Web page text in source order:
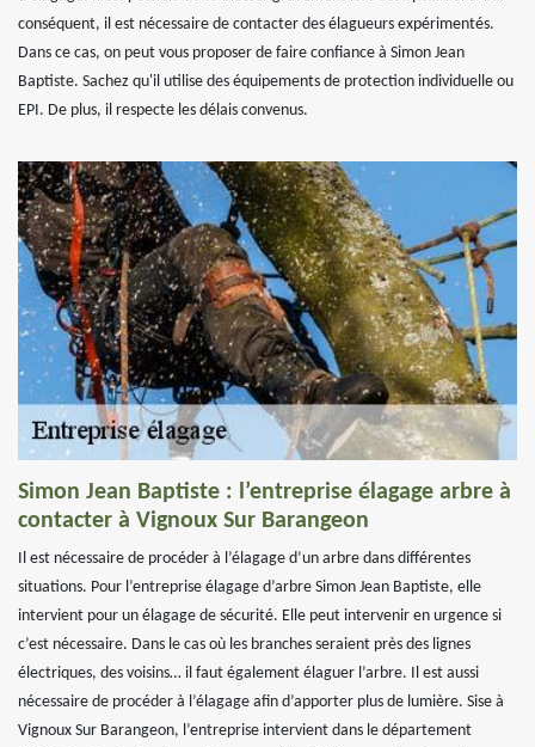
conséquent, il est nécessaire de contacter des élagueurs expérimentés.
Dans ce cas, on peut vous proposer de faire confiance à Simon Jean
Baptiste. Sachez qu'il utilise des équipements de protection individuelle ou
EPI. De plus, il respecte les délais convenus.
Simon Jean Baptiste : l’entreprise élagage arbre à
contacter à Vignoux Sur Barangeon
Il est nécessaire de procéder à l’élagage d’un arbre dans différentes
situations. Pour l’entreprise élagage d’arbre Simon Jean Baptiste, elle
intervient pour un élagage de sécurité. Elle peut intervenir en urgence si
c’est nécessaire. Dans le cas où les branches seraient près des lignes
électriques, des voisins… il faut également élaguer l’arbre. Il est aussi
nécessaire de procéder à l’élagage afin d’apporter plus de lumière. Sise à
Vignoux Sur Barangeon, l’entreprise intervient dans le département